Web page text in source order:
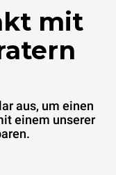
mit
aus, um einen
einem unserer